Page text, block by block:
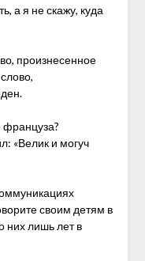
а я не скажу, куда
произнесенное
француза?
«Велик и могуч
своим детям в
них лишь лет в